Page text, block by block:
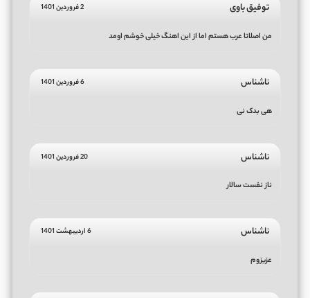
توفیق باوی 2 فروردین 1401
من اصلاتا عرب هستم اما از این اهنگ خیلی خوشم اومد
ناشناس 6 فروردین 1401
هی بدک نی
ناشناس 20 فروردین 1401
ناز نفست سالار
ناشناس 6 اردیبهشت 1401
عزیزوم